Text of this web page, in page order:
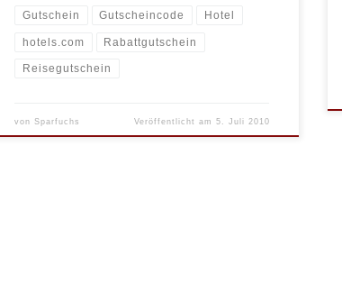
Gutschein Gutscheincode Hotel
hotels.com Rabattgutschein
Reisegutschein
vonSparfuchs Veröffentlicht am 5. Juli 2010